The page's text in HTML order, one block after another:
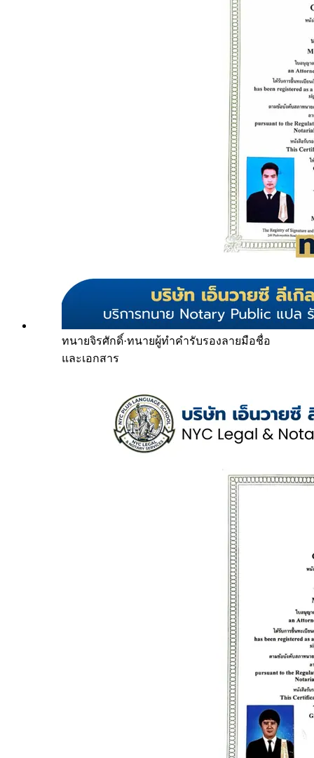
ทนายจิรศักดิ์·ทนายผู้ทำคำรับรองลายมือชื่อ
และเอกสาร